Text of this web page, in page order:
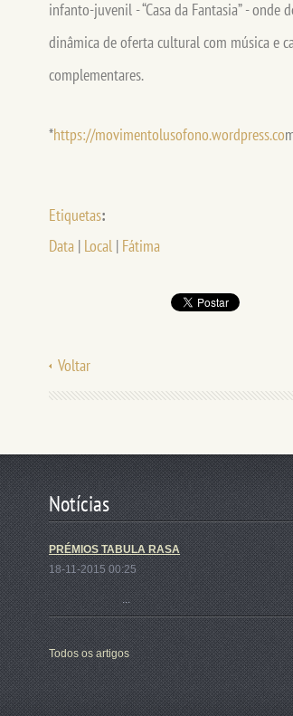
infanto-juvenil - “Casa da Fantasia” - onde
dinâmica de oferta cultural com música e
complementares.
*https://movimentolusofono.wordpress.co
Etiquetas:
Data | Local | Fátima
Voltar
Notícias
PRÉMIOS TABULA RASA
18-11-2015 00:25
...
Todos os artigos